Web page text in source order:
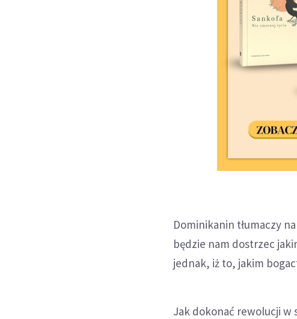
Dominikanin tłumaczy
będzie nam dostrzec
jednak, iż to, jakim
Jak dokonać rewolucji w